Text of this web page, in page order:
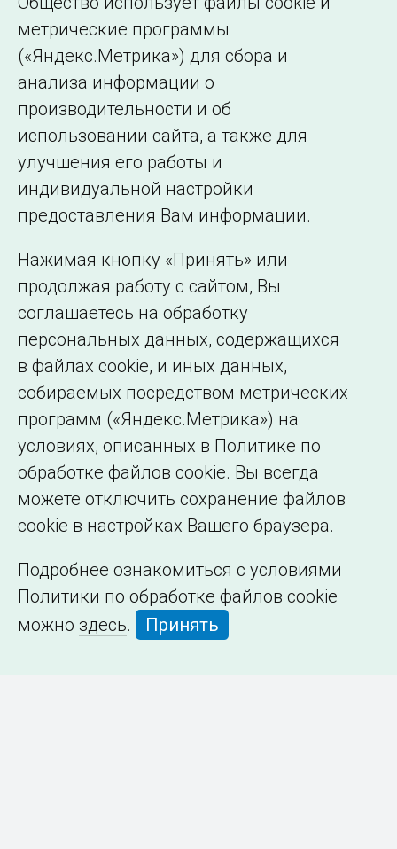
Страница 586 из 586.
Назад 1 … 584 585 586
Подписаться на новости
©2005–2026 АО «СО ЕЭС»
Филиалы и
представительства
Сведения об
образовательной
организации
метрические программы
(«Яндекс.Метрика») для сбора и
анализа информации о
производительности и об
использовании сайта, а также для
улучшения его работы и
индивидуальной настройки
предоставления Вам информации.
Нажимая кнопку «Принять» или
продолжая работу с сайтом, Вы
соглашаетесь на обработку
персональных данных, содержащихся
в файлах cookie, и иных данных,
собираемых посредством метрических
программ («Яндекс.Метрика») на
условиях, описанных в Политике по
обработке файлов cookie. Вы всегда
можете отключить сохранение файлов
cookie в настройках Вашего браузера.
Подробнее ознакомиться с условиями
Политики по обработке файлов cookie
можно здесь. Принять